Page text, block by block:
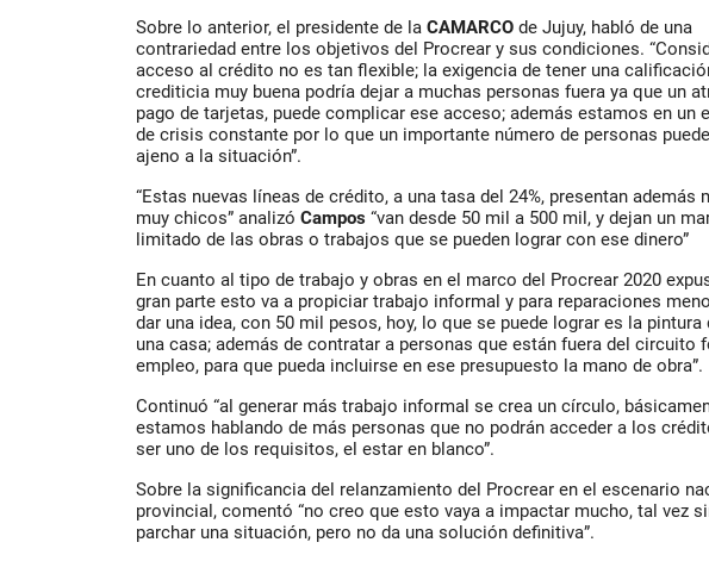
Sobre lo anterior, el presidente de la CAMARCO de Jujuy, habló de una
contrariedad entre los objetivos del Procrear y sus condiciones.
acceso al crédito no es tan flexible; la exigencia de tener una
crediticia muy buena podría dejar a muchas personas fuera ya que un
pago de tarjetas, puede complicar ese acceso; además estamos en un
de crisis constante por lo que un importante número de personas
ajeno a la situación”.
“Estas nuevas líneas de crédito, a una tasa del 24%, presentan además
muy chicos” analizó Campos “van desde 50 mil a 500 mil, y dejan un
limitado de las obras o trabajos que se pueden lograr con ese dinero”
En cuanto al tipo de trabajo y obras en el marco del Procrear 2020
gran parte esto va a propiciar trabajo informal y para reparaciones
dar una idea, con 50 mil pesos, hoy, lo que se puede lograr es la pintura
una casa; además de contratar a personas que están fuera del circuito
empleo, para que pueda incluirse en ese presupuesto la mano de obra”.
Continuó “al generar más trabajo informal se crea un círculo,
estamos hablando de más personas que no podrán acceder a los
ser uno de los requisitos, el estar en blanco”.
Sobre la significancia del relanzamiento del Procrear en el escenario
provincial, comentó “no creo que esto vaya a impactar mucho, tal vez
parchar una situación, pero no da una solución definitiva”.